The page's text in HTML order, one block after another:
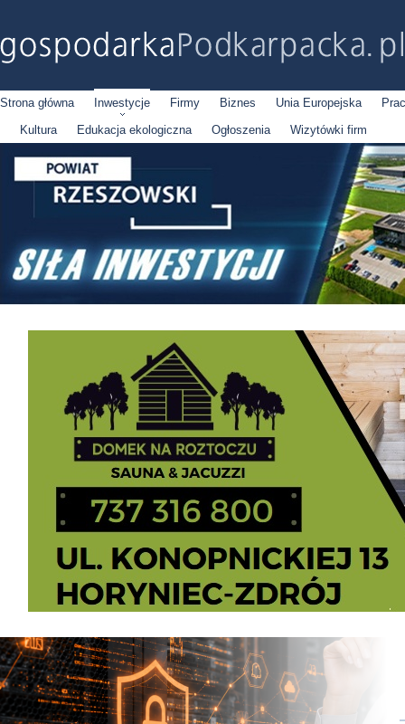
Strona główna Inwestycje Firmy Biznes Unia Europejska
Kultura
Edukacja ekologiczna Ogłoszenia Wizytówki firm